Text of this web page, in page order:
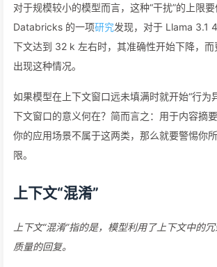
对于规模较小的模型而言，这种“干扰”的上限要
Databricks 的一项研究发现，对于 Llama 3.1
下文达到 32 k 左右时，其准确性开始下降，
出现这种情况。
如果模型在上下文窗口远未填满时就开始“行为
下文窗口的意义何在？简而言之：用于内容摘
你的应用场景不属于这两类，那么就要警惕你
限。
上下文“混淆”
上下文“混淆”指的是，模型利用了上下文中的
质量的回复。